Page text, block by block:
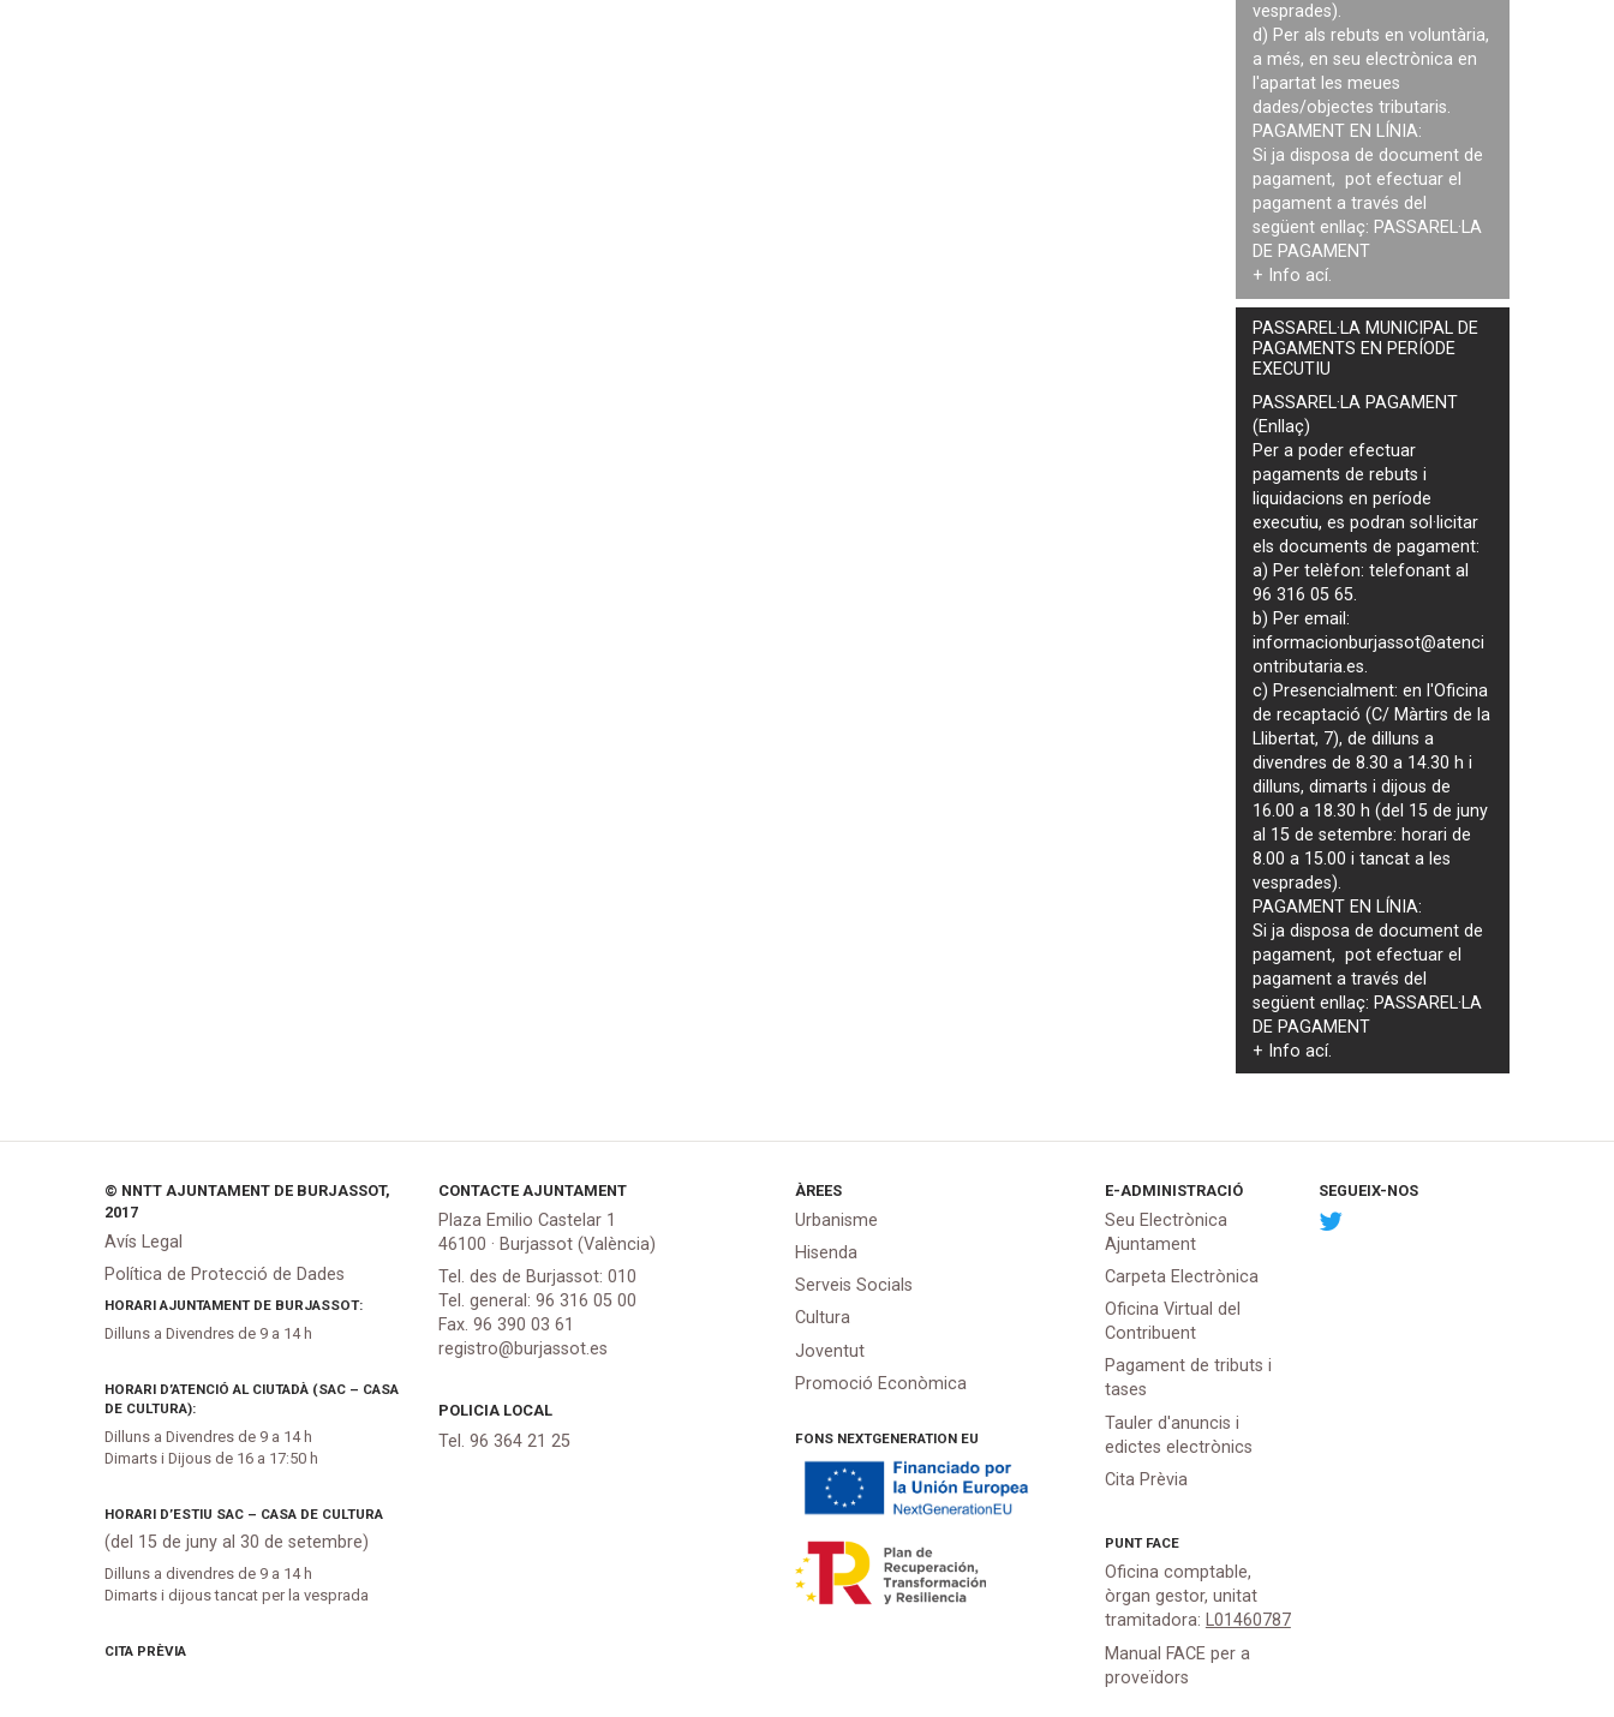
vesprades).
d) Per als rebuts en voluntària,
a més, en seu electrònica en
l'apartat les meues
dades/objectes tributaris.
PAGAMENT EN LÍNIA:
Si ja disposa de document de
pagament, pot efectuar el
pagament a través del
següent enllaç: PASSAREL·LA
DE PAGAMENT
+ Info ací.
PASSAREL·LA MUNICIPAL DE
PAGAMENTS EN PERÍODE
EXECUTIU
PASSAREL·LA PAGAMENT
(Enllaç)
Per a poder efectuar
pagaments derebuts i
liquidacions en període
executiu, es podransol·licitar
els documents de pagament:
a) Per telèfon: telefonant al
96 316 05 65.
b) Per email:
informacionburjassot@atenci
ontributaria.es.
c) Presencialment: en l'Oficina
de recaptació (C/ Màrtirs de la
Llibertat, 7), de dilluns a
divendres de 8.30 a 14.30 h i
dilluns, dimarts i dijous de
16.00 a 18.30 h (del 15 de juny
al 15 de setembre: horari de
8.00 a 15.00 i tancat a les
vesprades).
PAGAMENT EN LÍNIA:
Si ja disposa de document de
pagament, pot efectuar el
pagament a través del
següent enllaç: PASSAREL·LA
DE PAGAMENT
+ Infoací.
© NNTT AJUNTAMENT DE BURJASSOT,
2017
Avís Legal
Política de Protecció de Dades
HORARI AJUNTAMENT DE BURJASSOT:
Dilluns a Divendres de 9 a 14 h
HORARI D’ATENCIÓ AL CIUTADÀ (SAC – CASA
DE CULTURA):
Dilluns a Divendres de 9 a 14 h
Dimarts i Dijous de 16 a 17:50 h
HORARI D’ESTIU SAC – CASA DE CULTURA
(del 15 de juny al 30 de setembre)
Dilluns a divendres de 9 a 14 h
Dimarts i dijous tancat per la vesprada
CITA PRÈVIA
CONTACTE AJUNTAMENT
Plaza Emilio Castelar 1
46100 · Burjassot (València)
Tel. des de Burjassot: 010
Tel. general: 96 316 05 00
Fax. 96 390 03 61
registro@burjassot.es
POLICIA LOCAL
Tel. 96 364 21 25
ÀREES
Urbanisme
Hisenda
Serveis Socials
Cultura
Joventut
Promoció Econòmica
FONS NEXTGENERATION EU
E-ADMINISTRACIÓ
Seu Electrònica
Ajuntament
Carpeta Electrònica
Oficina Virtual del
Contribuent
Pagament de tributs i
tases
Tauler d'anuncis i
edictes electrònics
Cita Prèvia
PUNT FACE
Oficina comptable,
òrgan gestor, unitat
tramitadora: L01460787
Manual FACE per a
proveïdors
SEGUEIX-NOS